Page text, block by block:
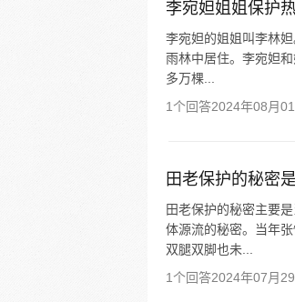
李宛妲姐姐保护
李宛妲的姐姐叫李林
雨林中居住。李宛妲
多万棵...
1个回答2024年08月
田老保护的秘密
田老保护的秘密主要
体源流的秘密。当年
双腿双脚也未...
1个回答2024年07月